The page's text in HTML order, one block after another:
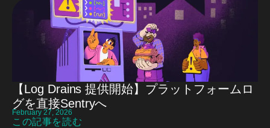
【Log Drains 提供開始】プラットフォームロ
グを直接Sentryへ
February 27, 2026
この記事を読む